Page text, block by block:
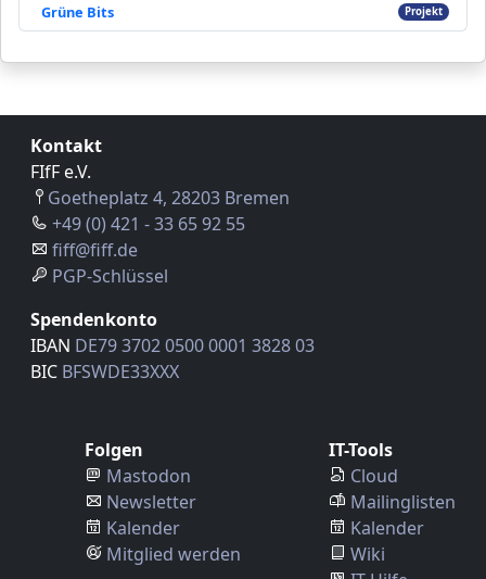
Grüne Bits Projekt
Kontakt
FIfF e.V.
Goetheplatz 4, 28203 Bremen
+49 (0) 421 - 33 65 92 55
fiff@fiff.de
PGP-Schlüssel
Spendenkonto
IBAN DE79 3702 0500 0001 3828 03
BIC BFSWDE33XXX
Folgen
Mastodon
Newsletter
Kalender
Mitglied werden
IT-Tools
Cloud
Mailinglisten
Kalender
Wiki